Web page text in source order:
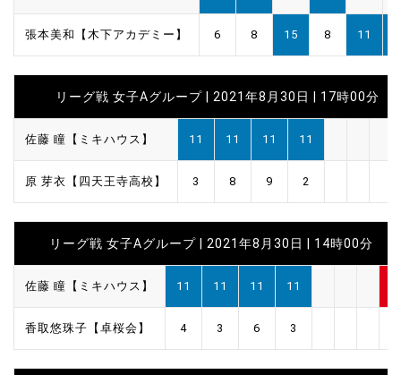
張本美和【木下アカデミー】 6 8 15 8 11
リーグ戦 女子Aグループ | 2021年8月30日 | 17時00分
佐藤 瞳【ミキハウス】 11 11 11 11
原 芽衣【四天王寺高校】 3 8 9 2
リーグ戦 女子Aグループ | 2021年8月30日 | 14時00分
佐藤 瞳【ミキハウス】 11 11 11 11
香取悠珠子【卓桜会】 4 3 6 3